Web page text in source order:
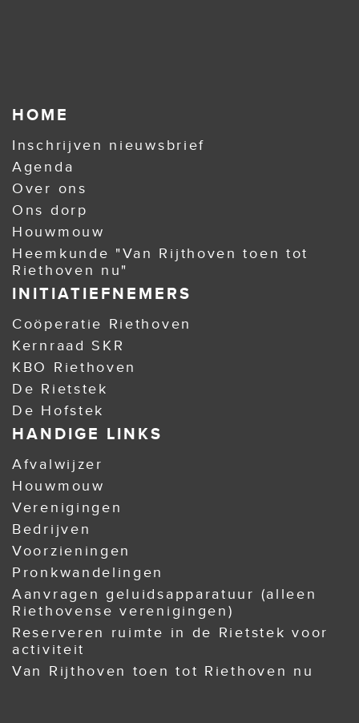
HOME
Inschrijven nieuwsbrief
Agenda
Over ons
Ons dorp
Houwmouw
Heemkunde "Van Rijthoven toen tot
Riethoven nu"
INITIATIEFNEMERS
Coöperatie Riethoven
Kernraad SKR
KBO Riethoven
De Rietstek
De Hofstek
HANDIGE LINKS
Afvalwijzer
Houwmouw
Verenigingen
Bedrijven
Voorzieningen
Pronkwandelingen
Aanvragen geluidsapparatuur (alleen
Riethovense verenigingen)
Reserveren ruimte in de Rietstek voor
activiteit
Van Rijthoven toen tot Riethoven nu